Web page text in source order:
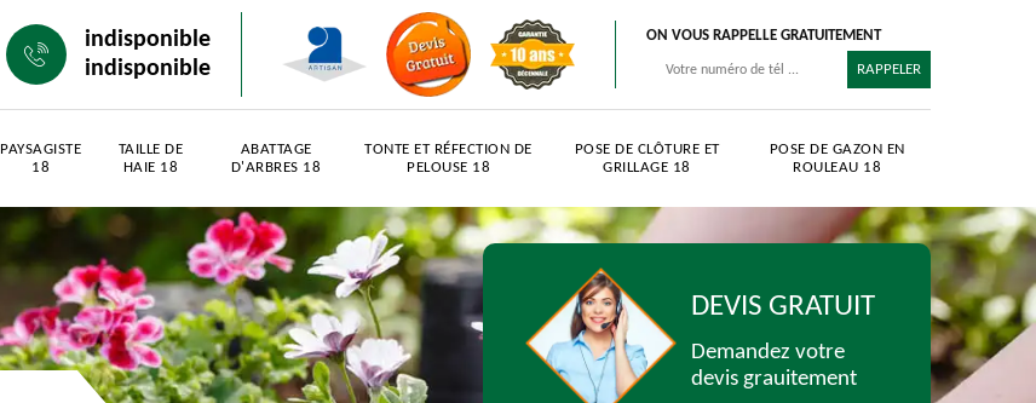
indisponible
indisponible
ON VOUS RAPPELLE GRATUITEMENT
PAYSAGISTE
18
TAILLE DE
HAIE 18
ABATTAGE
D'ARBRES 18
TONTE ET RÉFECTION DE
PELOUSE 18
POSE DE CLÔTURE ET
GRILLAGE 18
POSE DE GAZON EN
ROULEAU 18
DEVIS GRATUIT
Demandez votre
devis grauitement